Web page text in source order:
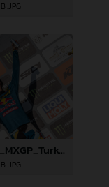
.JPG
91624_Prado_18_MXGP_Turkey_2024_22A4923
.JPG